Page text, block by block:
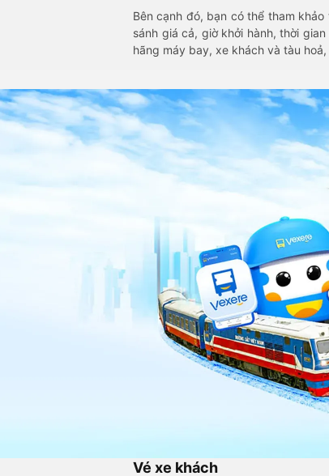
Bên cạnh đó, bạn có thể tham
sánh giá cả, giờ khởi hành, thời
hãng máy bay, xe khách và tàu
Vé xe khách